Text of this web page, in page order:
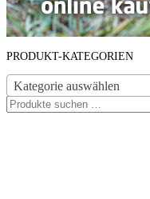
PRODUKT-KATEGORIEN
Kategorie auswählen
Suchen
nach …